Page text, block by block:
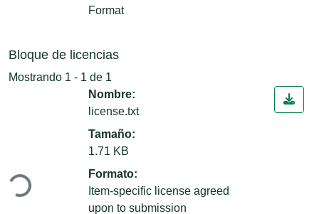
Format
Bloque de licencias
Mostrando 1 - 1 de 1
Nombre:
license.txt
Tamaño:
1.71 KB
Formato:
Item-specific license agreed
upon to submission